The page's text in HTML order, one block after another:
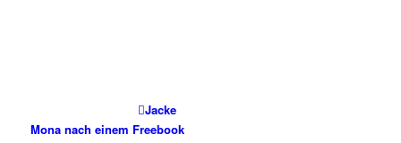
Jacke
Mona nach einem Freebook